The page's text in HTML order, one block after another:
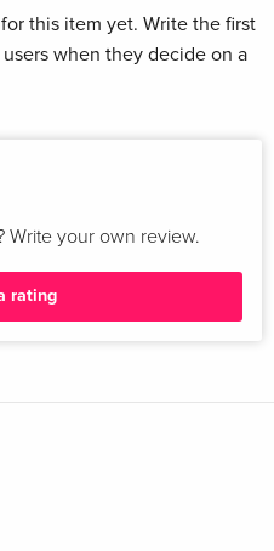
this item yet. Write the first
when they decide on a
Write your own review.
rating